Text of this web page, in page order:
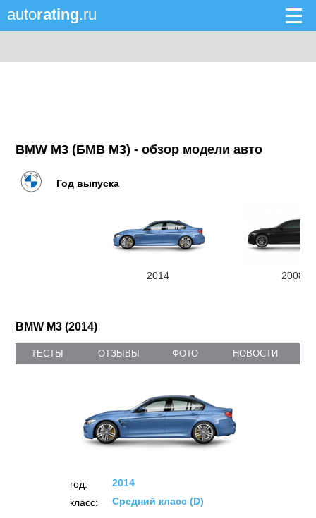
autorating.ru
BMW M3 (БМВ М3) - обзор модели авто
Год выпуска
2014 2008
BMW M3 (2014)
ТЕСТЫ ОТЗЫВЫ ФОТО НОВОСТИ
год:
2014
класс:
Средний класс (D)